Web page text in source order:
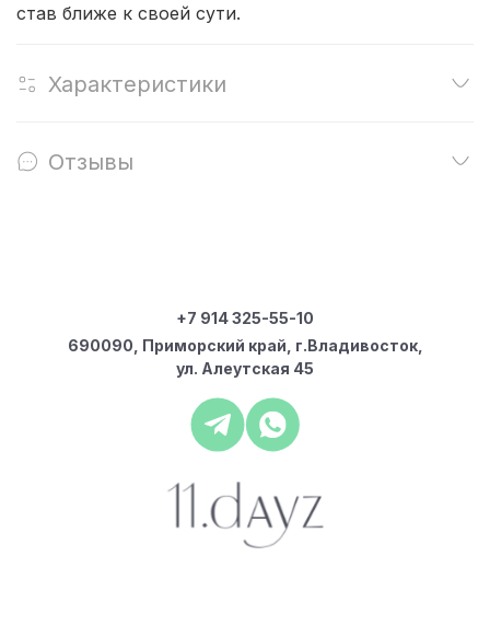
став ближе к своей сути.
Характеристики
Отзывы
+7 914 325-55-10
690090, Приморский край, г.Владивосток,
ул. Алеутская 45